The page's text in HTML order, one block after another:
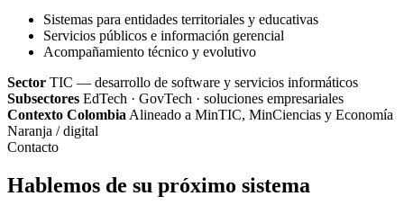
Sistemas para entidades territoriales y educativas
Servicios públicos e información gerencial
Acompañamiento técnico y evolutivo
Sector TIC — desarrollo de software y servicios informáticos
Subsectores EdTech · GovTech · soluciones empresariales
Contexto Colombia Alineado a MinTIC, MinCiencias y Economía
Naranja / digital
Contacto
Hablemos de su próximo sistema